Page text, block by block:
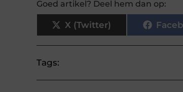
Goed artikel? Deel hem dan op:
X (Twitter)
Tags: